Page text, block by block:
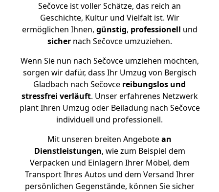
Sečovce ist voller Schätze, das reich an
Geschichte, Kultur und Vielfalt ist. Wir
ermöglichen Ihnen, günstig, professionell und
sichernach Sečovce umzuziehen.
Wenn Sie nun nach Sečovce umziehen möchten,
sorgen wir dafür, dass Ihr Umzug von Bergisch
Gladbach nach Sečovce reibungslos und
stressfrei verläuft. Unser erfahrenes Netzwerk
plant Ihren Umzug oder Beiladung nach Sečovce
individuell und professionell.
Mit unseren breiten Angebotean
Dienstleistungen, wie zum Beispiel dem
Verpacken und Einlagern Ihrer Möbel, dem
Transport Ihres Autos und dem Versand Ihrer
persönlichen Gegenstände, können Sie sicher